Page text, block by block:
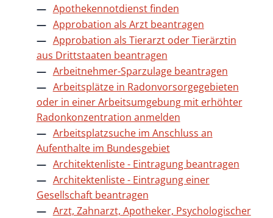
Apothekennotdienst finden
Approbation als Arzt beantragen
Approbation als Tierarzt oder Tierärztin
aus Drittstaaten beantragen
Arbeitnehmer-Sparzulage beantragen
Arbeitsplätze in Radonvorsorgegebieten
oder in einer Arbeitsumgebung mit erhöhter
Radonkonzentration anmelden
Arbeitsplatzsuche im Anschluss an
Aufenthalte im Bundesgebiet
Architektenliste - Eintragung beantragen
Architektenliste - Eintragung einer
Gesellschaft beantragen
Arzt, Zahnarzt, Apotheker, Psychologischer